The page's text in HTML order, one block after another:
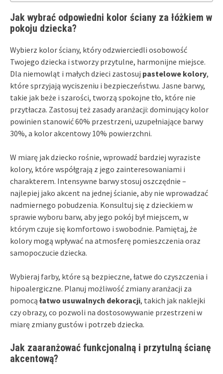
Jak wybrać odpowiedni kolor ściany za łóżkiem w
pokoju dziecka?
Wybierz kolor ściany, który odzwierciedli osobowość
Twojego dziecka i stworzy przytulne, harmonijne miejsce.
Dla niemowląt i małych dzieci zastosuj pastelowe kolory,
które sprzyjają wyciszeniu i bezpieczeństwu. Jasne barwy,
takie jak beże i szarości, tworzą spokojne tło, które nie
przytłacza. Zastosuj też zasady aranżacji: dominujący kolor
powinien stanowić 60% przestrzeni, uzupełniające barwy
30%, a kolor akcentowy 10% powierzchni.
W miarę jak dziecko rośnie, wprowadź bardziej wyraziste
kolory, które współgrają z jego zainteresowaniami i
charakterem. Intensywne barwy stosuj oszczędnie –
najlepiej jako akcent na jednej ścianie, aby nie wprowadzać
nadmiernego pobudzenia. Konsultuj się z dzieckiem w
sprawie wyboru barw, aby jego pokój był miejscem, w
którym czuje się komfortowo i swobodnie. Pamiętaj, że
kolory mogą wpływać na atmosferę pomieszczenia oraz
samopoczucie dziecka.
Wybieraj farby, które są bezpieczne, łatwe do czyszczenia i
hipoalergiczne. Planuj możliwość zmiany aranżacji za
pomocą łatwo usuwalnych dekoracji, takich jak naklejki
czy obrazy, co pozwoli na dostosowywanie przestrzeni w
miarę zmiany gustów i potrzeb dziecka.
Jak zaaranżować funkcjonalną i przytulną ścianę
akcentową?